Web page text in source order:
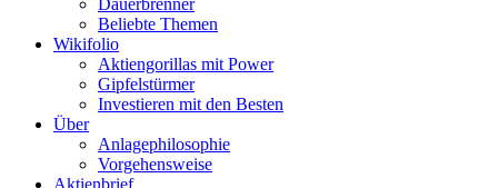
Dauerbrenner
Beliebte Themen
Wikifolio
Aktiengorillas mit Power
Gipfelstürmer
Investieren mit den Besten
Über
Anlagephilosophie
Vorgehensweise
Aktienbrief